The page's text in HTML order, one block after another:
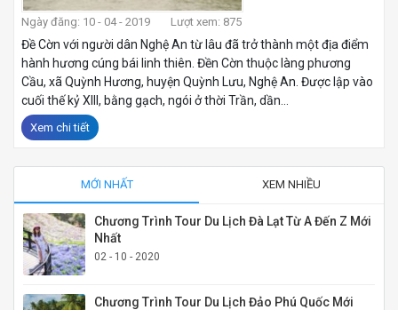
Ngày đăng: 10 - 04 - 2019 Lượt xem: 875
Đề Cờn với người dân Nghệ An từ lâu đã trở thành một địa điểm
hành hương cúng bái linh thiên. Đền Cờn thuộc làng phương
Cầu, xã Quỳnh Hương, huyện Quỳnh Lưu, Nghệ An. Được lập vào
cuối thế kỷ XIII, bằng gạch, ngói ở thời Trần, dần...
Xem chi tiết
MỚI NHẤT XEM NHIỀU
Chương Trình Tour Du Lịch Đà Lạt Từ A Đến Z Mới
Nhất
02 - 10 - 2020
Chương Trình Tour Du Lịch Đảo Phú Quốc Mới